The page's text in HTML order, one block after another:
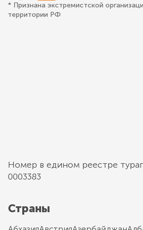
* Признана экстремистской
территории РФ
Номер в едином реестре
0003383
Страны